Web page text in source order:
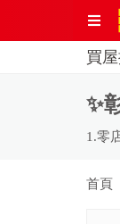
買
✨
首頁